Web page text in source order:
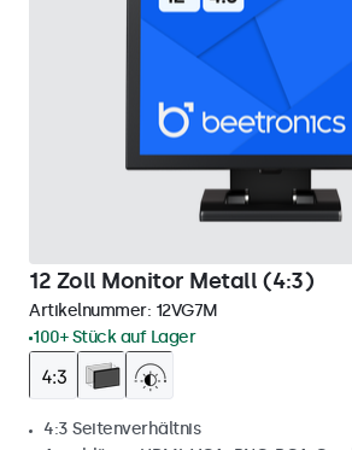
12 Zoll Monitor Metall (4:3)
Artikelnummer: 12VG7M
100+ Stück auf Lager
4:3 Seitenverhältnis